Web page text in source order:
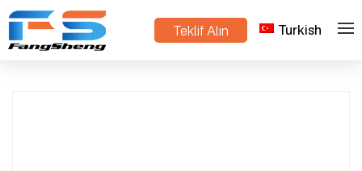
Teklif Alın Turkish
> Ürünler >
Best Lithium Battery Lawn Mower 48V – Quiet
Operation & Powerful Performance